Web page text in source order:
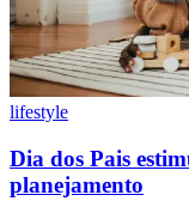
lifestyle
Dia dos Pais
planejamento